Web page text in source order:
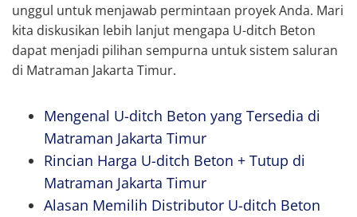
unggul untuk menjawab permintaan proyek Anda. Mari
kita diskusikan lebih lanjut mengapa U-ditch Beton
dapat menjadi pilihan sempurna untuk sistem saluran
di Matraman Jakarta Timur.
Mengenal U-ditch Beton yang Tersedia di
Matraman Jakarta Timur
Rincian Harga U-ditch Beton + Tutup di
Matraman Jakarta Timur
Alasan Memilih Distributor U-ditch Beton